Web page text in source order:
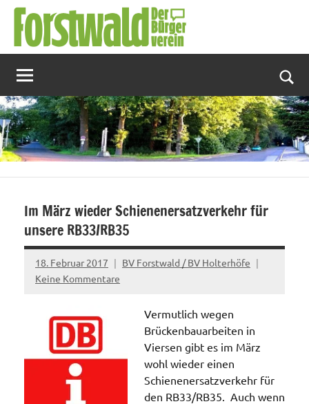
Zum
Inhalt
springen
Im März wieder Schienenersatzverkehr für
unsere RB33/RB35
18. Februar 2017
BV Forstwald / BV Holterhöfe
Keine Kommentare
Vermutlich wegen
Brückenbauarbeiten in
Viersen gibt es im März
wohl wieder einen
Schienenersatzverkehr für
den RB33/RB35. Auch wenn